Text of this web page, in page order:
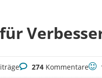
Kommentare
274 Kommentare